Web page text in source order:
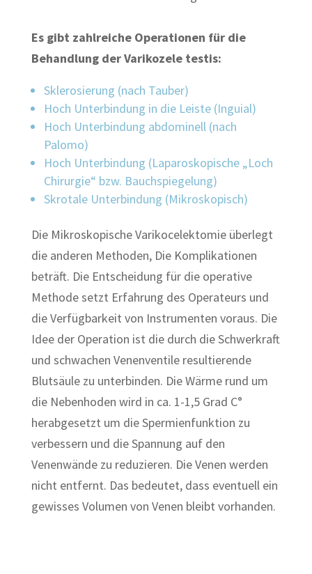
Es gibt zahlreiche Operationen für die
Behandlung der Varikozele testis:
Sklerosierung (nach Tauber)
Hoch Unterbindung in die Leiste (Inguial)
Hoch Unterbindung abdominell (nach
Palomo)
Hoch Unterbindung (Laparoskopische „Loch
Chirurgie“ bzw. Bauchspiegelung)
Skrotale Unterbindung (Mikroskopisch)
Die Mikroskopische Varikocelektomie überlegt
die anderen Methoden, Die Komplikationen
beträft. Die Entscheidung für die operative
Methode setzt Erfahrung des Operateurs und
die Verfügbarkeit von Instrumenten voraus. Die
Idee der Operation ist die durch die Schwerkraft
und schwachen Venenventile resultierende
Blutsäule zu unterbinden. Die Wärme rund um
die Nebenhoden wird in ca. 1-1,5 Grad C°
herabgesetzt um die Spermienfunktion zu
verbessern und die Spannung auf den
Venenwände zu reduzieren. Die Venen werden
nicht entfernt. Das bedeutet, dass eventuell ein
gewisses Volumen von Venen bleibt vorhanden.